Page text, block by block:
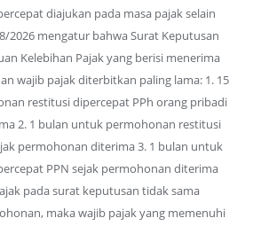
diajukan pada masa pajak selain
2026 mengatur bahwa Surat Keputusan
Kelebihan Pajak yang berisi menerima
wajib pajak diterbitkan paling lama: 1. 15
restitusi dipercepat PPh orang pribadi
2. 1 bulan untuk permohonan restitusi
permohonan diterima 3. 1 bulan untuk
PPN sejak permohonan diterima
pada surat keputusan tidak sama
maka wajib pajak yang memenuhi